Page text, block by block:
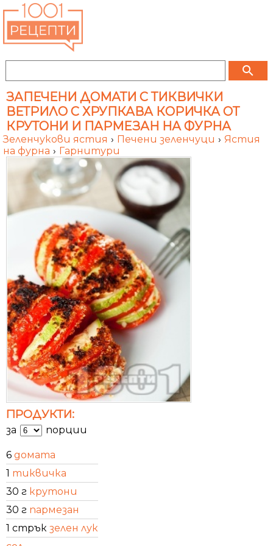
search
ЗАПЕЧЕНИ ДОМАТИ С ТИКВИЧКИ
ВЕТРИЛО С ХРУПКАВА КОРИЧКА ОТ
КРУТОНИ И ПАРМЕЗАН НА ФУРНА
Зеленчукови ястия › Печени зеленчуци › Ястия
на фурна › Гарнитури
ПРОДУКТИ:
за порции
6 домата
1 тиквичка
30 г крутони
30 г пармезан
1 стрък зелен лук